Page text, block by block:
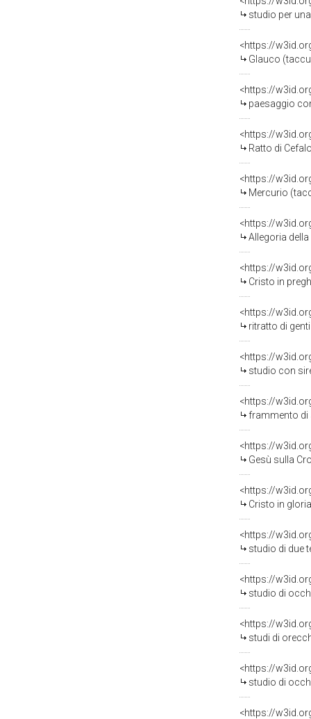
studio per una
<https://
Glauco
<https://
paesaggio con
<https://
Ratto di
<https://
Mercurio
<https://
Allegoria della
<https://
Cristo in preghiera
<https://
ritratto di
<https://
studio con sirena
<https://
frammento di
<https://
Gesù sulla
<https://
Cristo in gloria
<https://
studio di due
<https://
studio di occhi e
<https://
studi di orecchie
<https://
studio di occhi
<https://